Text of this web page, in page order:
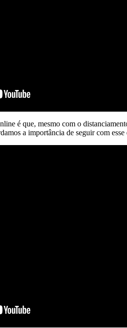
é que, mesmo com o
a importância de seguir com